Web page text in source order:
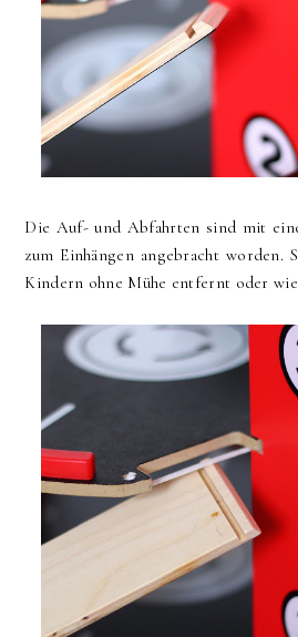
Die Auf- und Abfahrten sind mit
zum Einhängen angebracht worden.
Kindern ohne Mühe entfernt oder